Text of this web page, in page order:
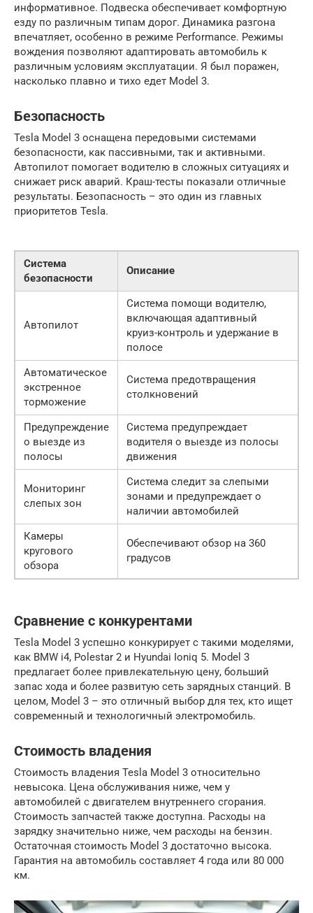
информативное. Подвеска обеспечивает комфортную
езду по различным типам дорог. Динамика разгона
впечатляет, особенно в режиме Performance. Режимы
вождения позволяют адаптировать автомобиль к
различным условиям эксплуатации. Я был поражен,
насколько плавно и тихо едет Model 3.
Безопасность
Tesla Model 3 оснащена передовыми системами
безопасности, как пассивными, так и активными.
Автопилот помогает водителю в сложных ситуациях и
снижает риск аварий. Краш-тесты показали отличные
результаты. Безопасность – это один из главных
приоритетов Tesla.
Система
безопасности
Описание
Автопилот
Система помощи водителю,
включающая адаптивный
круиз-контроль и удержание в
полосе
Автоматическое
экстренное
торможение
Система предотвращения
столкновений
Предупреждение
о выезде из
полосы
Система предупреждает
водителя о выезде из полосы
движения
Мониторинг
слепых зон
Система следит за слепыми
зонами и предупреждает о
наличии автомобилей
Камеры
кругового
обзора
Обеспечивают обзор на 360
градусов
Сравнение с конкурентами
Tesla Model 3 успешно конкурирует с такими моделями,
как BMW i4, Polestar 2 и Hyundai Ioniq 5. Model 3
предлагает более привлекательную цену, больший
запас хода и более развитую сеть зарядных станций. В
целом, Model 3 – это отличный выбор для тех, кто ищет
современный и технологичный электромобиль.
Стоимость владения
Стоимость владения Tesla Model 3 относительно
невысока. Цена обслуживания ниже, чем у
автомобилей с двигателем внутреннего сгорания.
Стоимость запчастей также доступна. Расходы на
зарядку значительно ниже, чем расходы на бензин.
Остаточная стоимость Model 3 достаточно высока.
Гарантия на автомобиль составляет 4 года или 80 000
км.